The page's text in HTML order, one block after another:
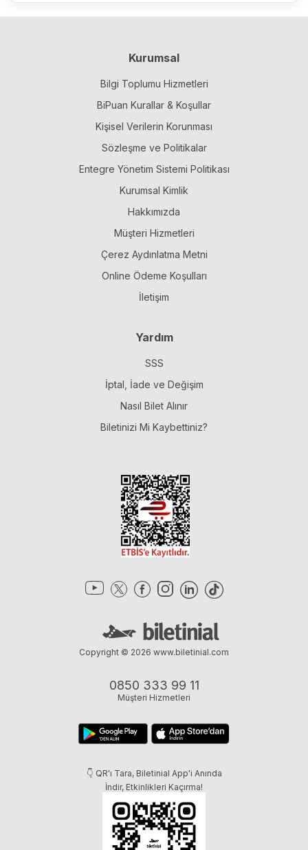
Kurumsal
Bilgi Toplumu Hizmetleri
BiPuan Kurallar & Koşullar
Kişisel Verilerin Korunması
Sözleşme ve Politikalar
Entegre Yönetim Sistemi Politikası
Kurumsal Kimlik
Hakkımızda
Müşteri Hizmetleri
Çerez Aydınlatma Metni
Online Ödeme Koşulları
İletişim
Yardım
SSS
İptal, İade ve Değişim
Nasıl Bilet Alınır
Biletinizi Mi Kaybettiniz?
0850 333 99 11
Müşteri Hizmetleri
👇 QR'ı Tara, Biletinial App'i Anında
İndir, Etkinlikleri Kaçırma!
Copyright © 2026 www.biletinial.com